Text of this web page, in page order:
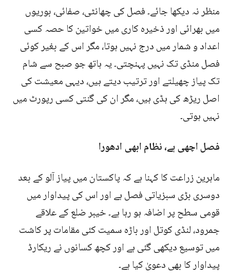
منظر نہ دیکھا جائے۔ فصل کی چھانٹی، صفائی، بوریوں
میں بھرائی اور ذخیرہ کاری میں خواتین کا حصہ کسی
اعداد و شمار میں درج نہیں ہوتا، مگر اس کے بغیر کوئی
فصل منڈی تک نہیں پہنچتی۔ یہ ہاتھ جو صبح سے شام
تک پیاز چھیلتے اور ترتیب دیتے ہیں، دیہی معیشت کی
اصل ریڑھ کی ہڈی ہیں، مگر ان کی گنتی کسی رپورٹ میں
نہیں ہوتی۔
فصل اچھی ہے، نظام ابھی ادھورا
ماہرین زراعت کا کہنا ہے کہ پاکستان میں پیاز آلو کے بعد
دوسری بڑی سبزیاتی فصل ہے اور اس کی پیداوار میں
قومی سطح پر اضافہ ہو رہا ہے۔ خیبر ضلع کے علاقے
جمرود، لنڈی کوتل اور باڑہ سمیت کئی مقامات پر کاشت
میں توسیع دیکھی گئی ہے اور کچھ کسانوں نے ریکارڈ
پیداوار کا بھی دعویٰ کیا ہے۔